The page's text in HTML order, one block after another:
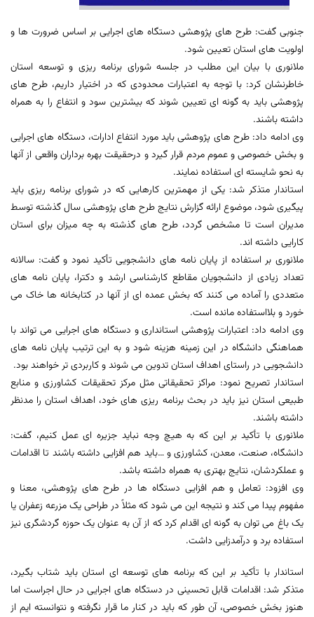
جنوبی گفت: طرح های پژوهشی دستگاه های اجرایی بر اساس ضرورت ها و
اولویت های استان تعیین شود.
ملانوری با بیان این مطلب در جلسه شورای برنامه ریزی و توسعه استان
خاطرنشان کرد: با توجه به اعتبارات محدودی که در اختیار داریم، طرح های
پژوهشی باید به گونه ای تعیین شوند که بیشترین سود و انتفاع را به همراه
داشته باشند.
وی ادامه داد: طرح های پژوهشی باید مورد انتفاع ادارات، دستگاه های اجرایی
و بخش خصوصی و عموم مردم قرار گیرد و درحقیقت بهره برداران واقعی از آنها
به نحو شایسته ای استفاده نمایند.
استاندار متذکر شد: یکی از مهمترین کارهایی که در شورای برنامه ریزی باید
پیگیری شود، موضوع ارائه گزارش نتایج طرح های پژوهشی سال گذشته توسط
مدیران است تا مشخص گردد، طرح های گذشته به چه میزان برای استان
کارایی داشته اند.
ملانوری بر استفاده از پایان نامه های دانشجویی تأکید نمود و گفت: سالانه
تعداد زیادی از دانشجویان مقاطع کارشناسی ارشد و دکترا، پایان نامه های
متعددی را آماده می کنند که بخش عمده ای از آنها در کتابخانه ها خاک می
خورد و بلااستفاده مانده است.
وی ادامه داد: اعتبارات پژوهشی استانداری و دستگاه های اجرایی می تواند با
هماهنگی دانشگاه در این زمینه هزینه شود و به این ترتیب پایان نامه های
دانشجویی در راستای اهداف استان تدوین می شوند و کاربردی تر خواهند بود.
استاندار تصریح نمود: مراکز تحقیقاتی مثل مرکز تحقیقات کشاورزی و منابع
طبیعی استان نیز باید در بحث برنامه ریزی های خود، اهداف استان را مدنظر
داشته باشند.
ملانوری با تأکید بر این که به هیچ وجه نباید جزیره ای عمل کنیم، گفت:
دانشگاه، صنعت، معدن، کشاورزی و …باید هم افزایی داشته باشند تا اقدامات
و عملکردشان، نتایج بهتری به همراه داشته باشد.
وی افزود: تعامل و هم افزایی دستگاه ها در طرح های پژوهشی، معنا و
مفهوم پیدا می کند و نتیجه این می شود که مثلاً در طراحی یک مزرعه زعفران یا
یک باغ می توان به گونه ای اقدام کرد که از آن به عنوان یک حوزه گردشگری نیز
استفاده برد و درآمدزایی داشت.
استاندار با تأکید بر این که برنامه های توسعه ای استان باید شتاب بگیرد،
متذکر شد: اقدامات قابل تحسینی در دستگاه های اجرایی در حال اجراست اما
هنوز بخش خصوصی، آن طور که باید در کنار ما قرار نگرفته و نتوانسته ایم از